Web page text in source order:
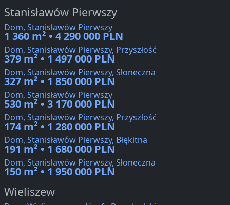
Stanisławów Pierwszy
Dom, Stanisławów Pierwszy
1 360 m² • 4 290 000 PLN
Dom, Stanisławów Pierwszy, Przyszłość
379 m² • 1 497 000 PLN
Dom, Stanisławów Pierwszy, Słoneczna
327 m² • 1 850 000 PLN
Dom, Stanisławów Pierwszy
530 m² • 3 170 000 PLN
Dom, Stanisławów Pierwszy, Przyszłość
174 m² • 1 280 000 PLN
Dom, Stanisławów Pierwszy, Błękitna
191 m² • 1 680 000 PLN
Dom, Stanisławów Pierwszy, Słoneczna
150 m² • 1 950 000 PLN
Wieliszew